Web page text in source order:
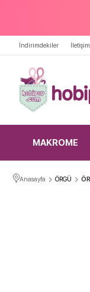
İndirimdekiler İletişim
MAKROME
Anasayfa ÖRGÜ